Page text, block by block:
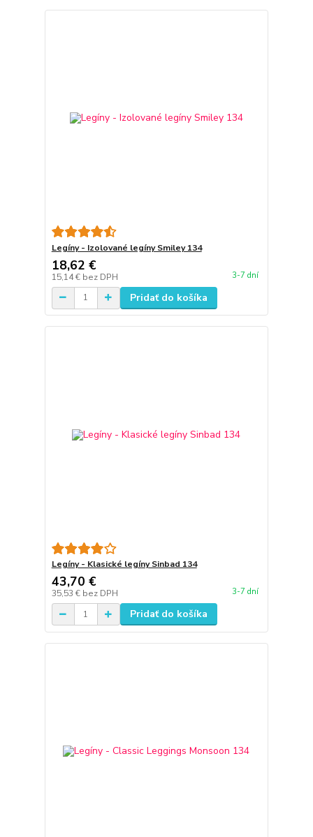
Legíny - Izolované legíny Smiley 134
18,62 €
15,14 € bez DPH 3-7 dní
Pridať do košíka
Legíny - Klasické legíny Sinbad 134
43,70 €
35,53 € bez DPH 3-7 dní
Pridať do košíka